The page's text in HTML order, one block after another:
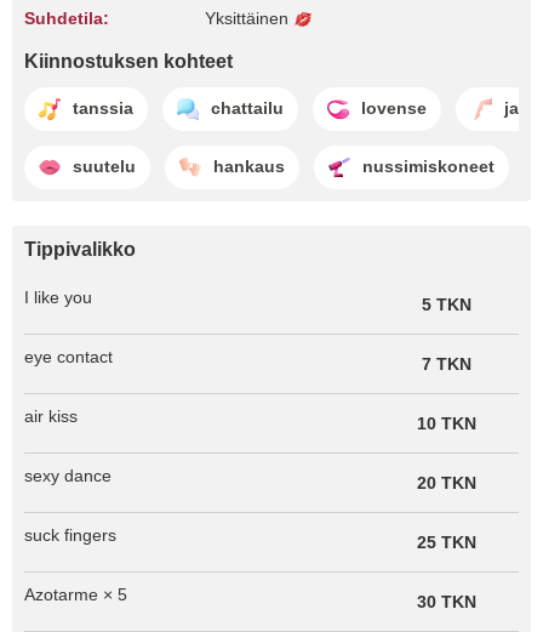
Suhdetila: Yksittäinen
Kiinnostuksen kohteet
tanssia chattailu lovense
suutelu hankaus nussimiskoneet
Tippivalikko
I like you 5 TKN
eye contact 7 TKN
air kiss 10 TKN
sexy dance 20 TKN
suck fingers 25 TKN
Azotarme × 5 30 TKN